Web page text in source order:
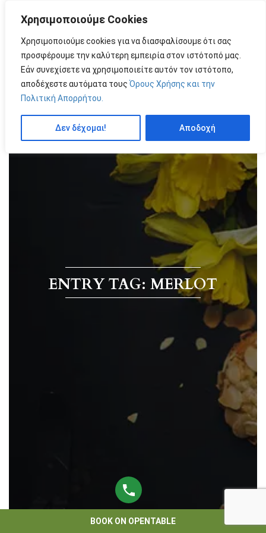
Χρησιμοποιούμε Cookies
Χρησιμοποιούμε cookies για να διασφαλίσουμε ότι σας
προσφέρουμε την καλύτερη εμπειρία στον ιστότοπό μας.
Εάν συνεχίσετε να χρησιμοποιείτε αυτόν τον ιστότοπο,
αποδέχεστε αυτόματα τους Όρους Χρήσης και την
Πολιτική Απορρήτου.
Δεν δέχομαι! Αποδοχή
BOOK ON OPENTABLE
ENTRY TAG: MERLOT